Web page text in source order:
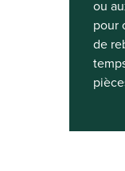
ou
pour
de